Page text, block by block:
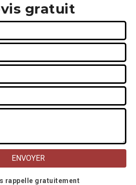
gratuit
rappelle gratuitement